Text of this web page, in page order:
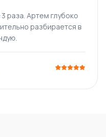
раза. Артем глубоко
разбирается в